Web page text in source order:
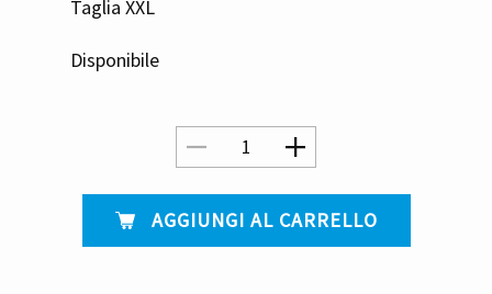
Taglia XXL
Disponibile
​ AGGIUNGI AL CARRELLO